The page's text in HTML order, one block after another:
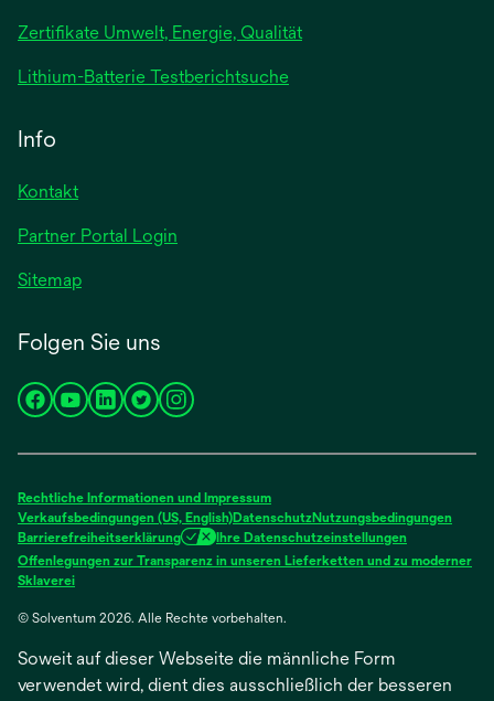
Zertifikate Umwelt, Energie, Qualität
Lithium-Batterie Testberichtsuchewird
Info
Kontakt
Partner Portal Login
Sitemap
Folgen Sie uns
wird
neuen
Registerkarte
geöffnet
wird
neuen
Registerkarte
geöffnet
wird
neuen
Registerkarte
geöffnet
wird
neuen
Registerkarte
geöffnet
wird
neuen
Registerkarte
geöffnet
Rechtliche Informationen und Impressum
Verkaufsbedingungen (US, English)DatenschutzNutzungsbedingungen
Barrierefreiheitserklärung
Ihre Datenschutzeinstellungen
Offenlegungen zur Transparenz in unseren Lieferketten und zu moderner
Sklavereiwird
einer
Registerkarte
geöffnet
© Solventum 2026. Alle Rechte vorbehalten.
Soweit auf dieser Webseite die männliche Form
verwendet wird, dient dies ausschließlich der besseren